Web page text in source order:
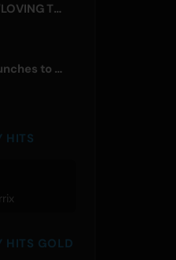
EMNW Premieres 'LOVING TO GET US BY' Music Video on August 7
Synxro Project Launches to Create New IP from Fictional Anime Openings
HITS
HITS GOLD